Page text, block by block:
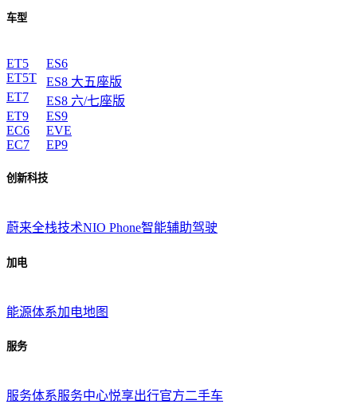
车型
ET5
ET5T
ET7
ET9
EC6
EC7
ES6
ES8 大五座版
ES8 六/七座版
ES9
EVE
EP9
创新科技
蔚来全栈技术NIO Phone智能辅助驾驶
加电
能源体系加电地图
服务
服务体系服务中心悦享出行官方二手车